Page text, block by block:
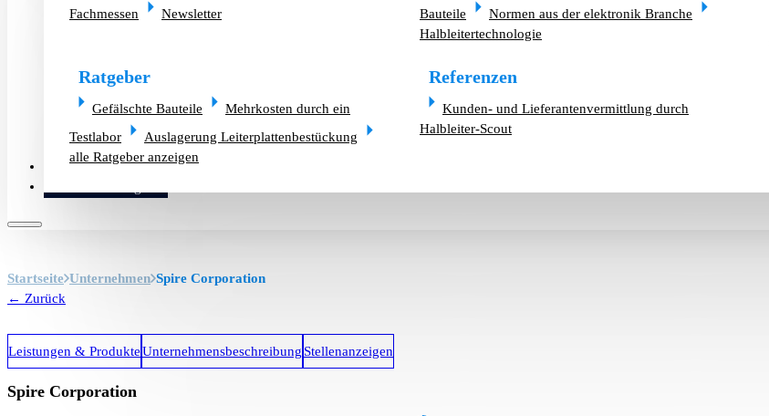
Fachmessen
Newsletter
Bauteile
Normen aus der elektronik Branche
Halbleitertechnologie
Ratgeber
Gefälschte Bauteile
Mehrkosten durch ein
Testlabor
Auslagerung Leiterplattenbestückung
alle Ratgeber anzeigen
Referenzen
Kunden- und Lieferantenvermittlung durch
Halbleiter-Scout
Altlager verkaufen
Startseite Unternehmen Spire Corporation
← Zurück
Leistungen & ProdukteUnternehmensbeschreibung Stellenanzeigen
Spire Corporation